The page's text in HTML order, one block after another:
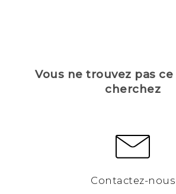
Vous ne trouvez pas
cherchez
Contactez-nous